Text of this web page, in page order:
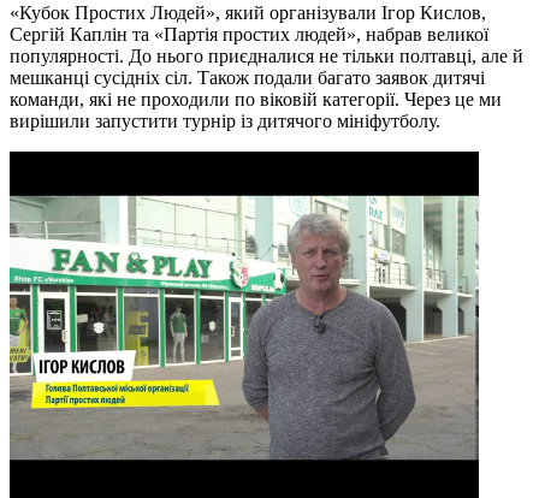
«Кубок Простих Людей», який організували Ігор Кислов,
Сергій Каплін та «Партія простих людей», набрав великої
популярності. До нього приєдналися не тільки полтавці, але й
мешканці сусідніх сіл. Також подали багато заявок дитячі
команди, які не проходили по віковій категорії. Через це ми
вирішили запустити турнір із дитячого мініфутболу.